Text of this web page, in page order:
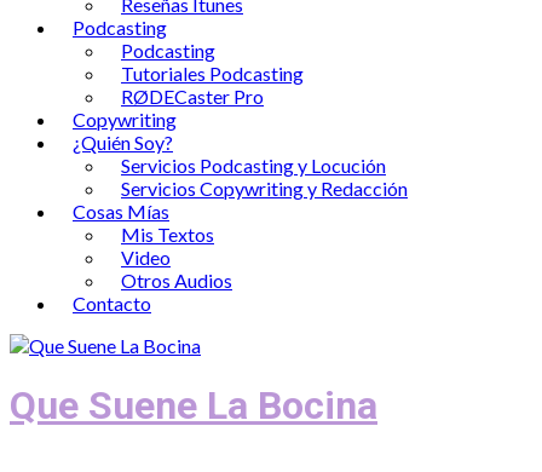
Podcasting
Podcasting
Tutoriales Podcasting
RØDECaster Pro
Copywriting
¿Quién Soy?
Servicios Podcasting y Locución
Servicios Copywriting y Redacción
Cosas Mías
Mis Textos
Video
Otros Audios
Contacto
Que Suene La Bocina